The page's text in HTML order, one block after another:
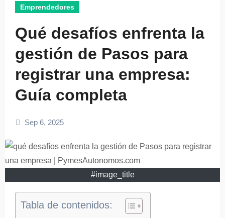
Emprendedores
Qué desafíos enfrenta la
gestión de Pasos para
registrar una empresa:
Guía completa
Sep 6, 2025
#image_title
Tabla de contenidos: